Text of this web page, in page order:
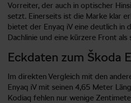
Vorreiter, der auch in optischer
setzt. Einerseits ist die Marke klar
bietet der Enyaq iV eine deutlich in
Dachlinie und eine kürzere Front
Eckdaten zum Škoda
Im direkten Vergleich mit den
Enyaq iV mit seinen 4,65 Meter
Kodiaq fehlen nur wenige